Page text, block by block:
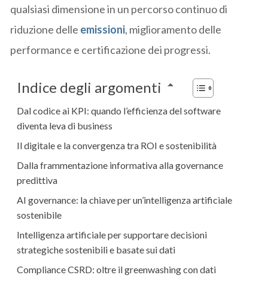
qualsiasi dimensione in un percorso continuo di
riduzione delle emissioni, miglioramento delle
performance e certificazione dei progressi.
Indice degli argomenti
Dal codice ai KPI: quando l’efficienza del software
diventa leva di business
Il digitale e la convergenza tra ROI e sostenibilità
Dalla frammentazione informativa alla governance
predittiva
AI governance: la chiave per un’intelligenza artificiale
sostenibile
Intelligenza artificiale per supportare decisioni
strategiche sostenibili e basate sui dati
Compliance CSRD: oltre il greenwashing con dati